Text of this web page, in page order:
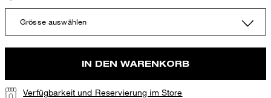
Grösse auswählen
IN DEN WARENKORB
Verfügbarkeit und Reservierung im Store